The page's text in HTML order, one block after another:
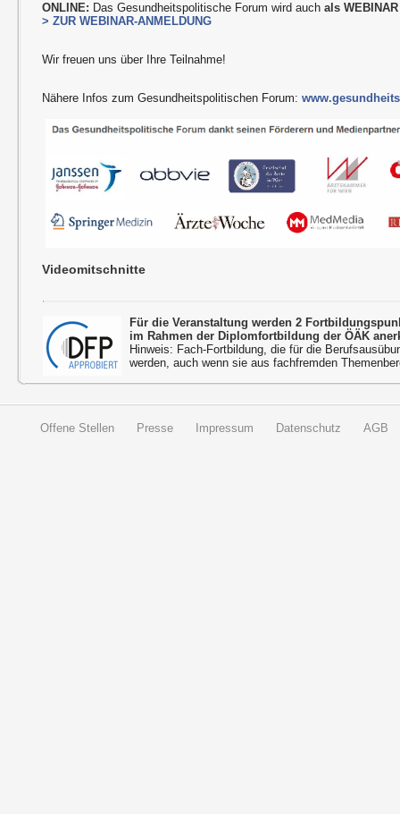
ONLINE: Das Gesundheitspolitische Forum wird auch als WEBINAR
> ZUR WEBINAR-ANMELDUNG
Wir freuen uns über Ihre Teilnahme!
Nähere Infos zum Gesundheitspolitischen Forum:
Videomitschnitte
Für die Veranstaltung werden 2
im Rahmen der Diplomfortbildung der ÖÄK
Hinweis: Fach-Fortbildung, die für die
werden, auch wenn sie aus fachfremden
Offene Stellen Presse Impressum Datenschutz AGB